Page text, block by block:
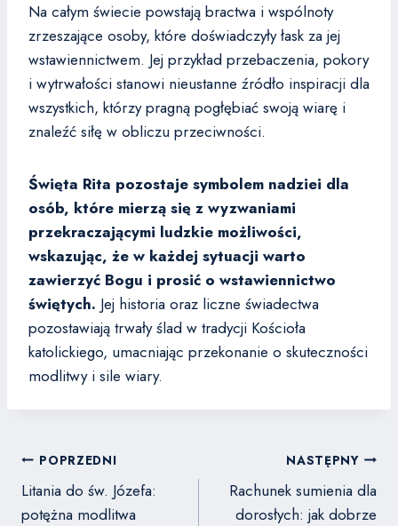
Na całym świecie powstają bractwa i wspólnoty
zrzeszające osoby, które doświadczyły łask za jej
wstawiennictwem. Jej przykład przebaczenia, pokory
i wytrwałości stanowi nieustanne źródło inspiracji dla
wszystkich, którzy pragną pogłębiać swoją wiarę i
znaleźć siłę w obliczu przeciwności.
Święta Rita pozostaje symbolem nadziei dla
osób, które mierzą się z wyzwaniami
przekraczającymi ludzkie możliwości,
wskazując, że w każdej sytuacji warto
zawierzyć Bogu i prosić o wstawiennictwo
świętych. Jej historia oraz liczne świadectwa
pozostawiają trwały ślad w tradycji Kościoła
katolickiego, umacniając przekonanie o skuteczności
modlitwy i sile wiary.
Nawigacja
wpisu
POPRZEDNI
Litania do św. Józefa:
potężna modlitwa
NASTĘPNY
Rachunek sumienia dla
dorosłych: jak dobrze